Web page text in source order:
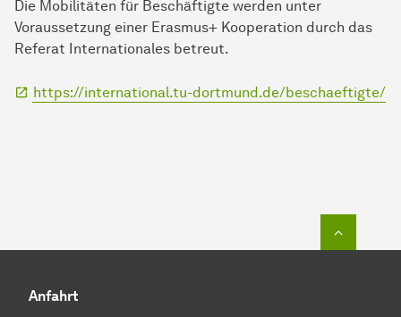
Die Mobilitäten für Beschäftigte werden unter
Voraussetzung einer Erasmus+ Kooperation durch das
Referat Internationales betreut.
https://international.tu-dortmund.de/beschaeftigte/
Anfahrt